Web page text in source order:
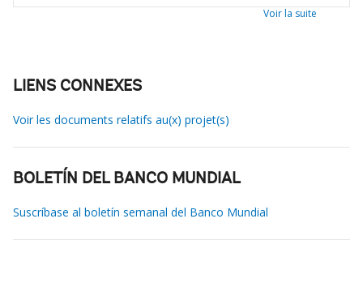
Voir la suite
LIENS CONNEXES
Voir les documents relatifs au(x) projet(s)
BOLETÍN DEL BANCO MUNDIAL
Suscríbase al boletín semanal del Banco Mundial